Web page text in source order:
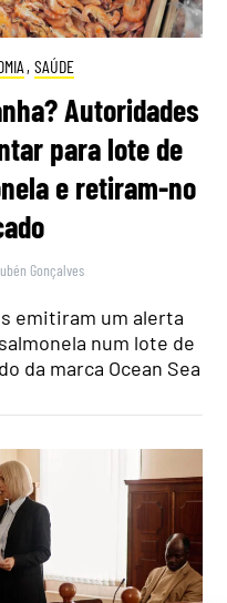
, SAÚDE
Autoridades
para lote de
e retiram-no
Gonçalves
emitiram um alerta
num lote de
da marca Ocean Sea